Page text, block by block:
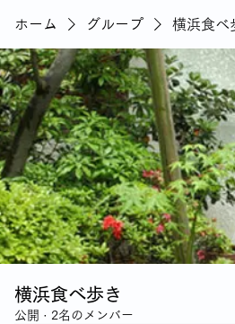
ホーム グループ 横浜食べ
横浜食べ歩き
公開 · 2名のメンバー